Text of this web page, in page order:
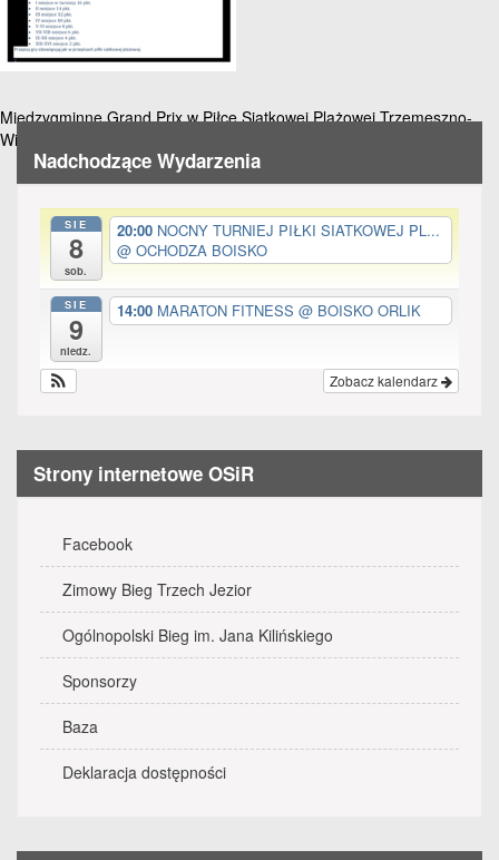
Nawigacja
wpisu
Międzygminne Grand Prix w Piłce Siatkowej Plażowej Trzemeszno-
Witkowo-Mogilno
Nadchodzące Wydarzenia
SIE
8
sob.
20:00 NOCNY TURNIEJ PIŁKI SIATKOWEJ PL...
@ OCHODZA BOISKO
SIE
9
niedz.
14:00 MARATON FITNESS @ BOISKO ORLIK
Zobacz kalendarz
Strony internetowe OSiR
Facebook
Zimowy Bieg Trzech Jezior
Ogólnopolski Bieg im. Jana Kilińskiego
Sponsorzy
Baza
Deklaracja dostępności